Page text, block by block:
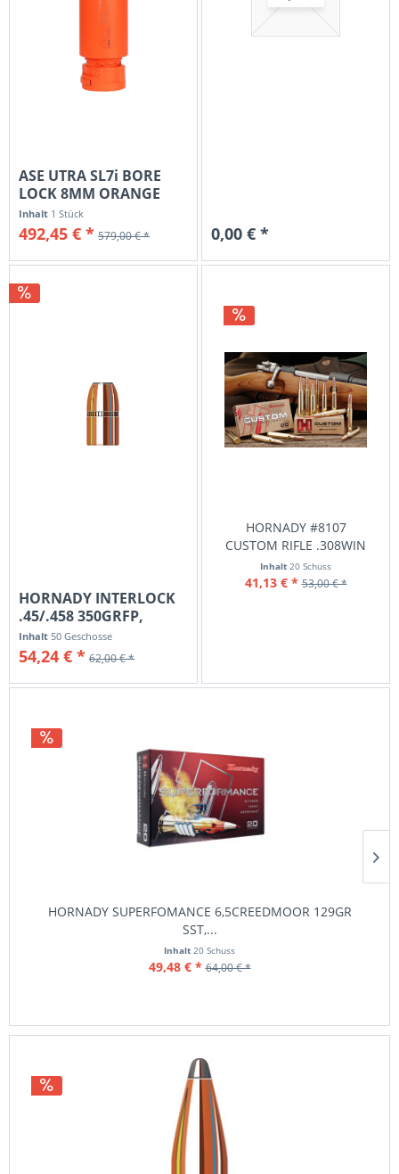
HORNADY #8107
CUSTOM RIFLE .308WIN
220GR RN...
Inhalt 20 Schuss
41,13 € * 53,00 € *
ASE UTRA SL7i BORE
LOCK 8MM ORANGE
CERAKOTE,...
Inhalt 1 Stück
492,45 € * 579,00 € * 0,00 € *
HORNADY INTERLOCK
.45/.458 350GRFP,
VPE:...
Inhalt 50 Geschosse
54,24 € * 62,00 € *
HORNADY SUPERFOMANCE 6,5CREEDMOOR 129GR
SST,...
Inhalt 20 Schuss
49,48 € * 64,00 € *